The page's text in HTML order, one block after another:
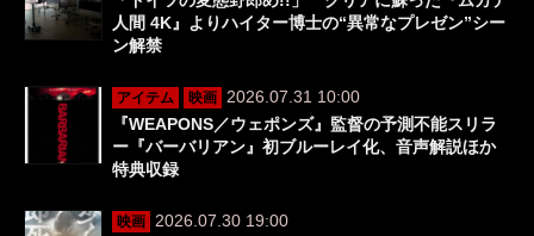
人間 4K』よりハイター博士の“異常なプレゼン”シー
ン解禁
アイテム 映画
2026.07.31 10:00
『WEAPONS／ウェポンズ』監督の予測不能スリラ
ー『バーバリアン』初ブルーレイ化、音声解説ほか
特典収録
映画
2026.07.30 19:00